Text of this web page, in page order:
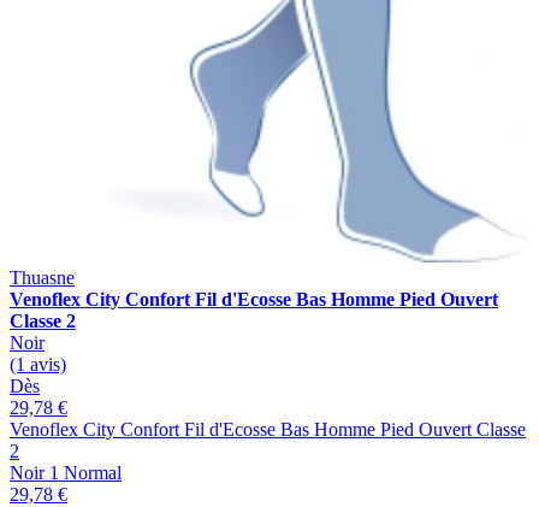
Thuasne
Venoflex City Confort Fil d'Ecosse Bas Homme Pied Ouvert
Classe 2
Noir
(1 avis)
Dès
29,78 €
Venoflex City Confort Fil d'Ecosse Bas Homme Pied Ouvert Classe
2
Noir 1 Normal
29,78 €